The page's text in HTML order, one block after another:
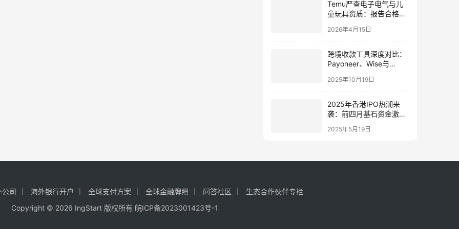
Temu严查电子电气与儿
童玩具资质：报告合格失
海外公司破局
2026年4月15日
跨境收款工具深度对比：
Payoneer、Wise与
住政策红利？
2025年10月19日
2025年香港IPO热潮来
袭：前四月基石资金激增
2025年5月19日
公司 海外银行开户 全球支付方案 全球金融牌照 问答社区
生态合作伙伴专栏
Copyright © 2026 IngStart 版权所有 皖ICP备2023001423号-1